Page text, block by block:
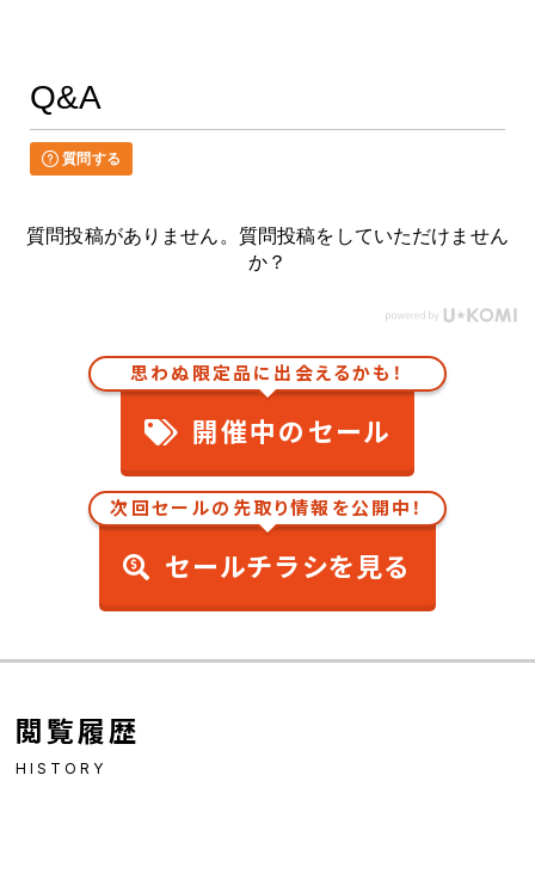
Q&A
質問する
質問投稿がありません。質問投稿をしていただけません
か？
思わぬ限定品に出会えるかも！
開催中のセール
次回セールの先取り情報を公開中！
セールチラシを見る
閲覧履歴
HISTORY